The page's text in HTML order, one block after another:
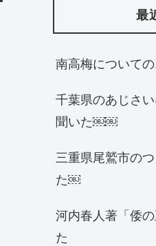
最
南高梅について
千葉県のあじさ
聞いた￼￼
三重県尾鷲市の
た￼
河内春人著「倭
た